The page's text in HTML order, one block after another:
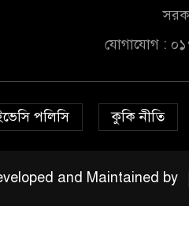
যোগাযোগ :
পলিসি কুকি নীতি
and Maintained by